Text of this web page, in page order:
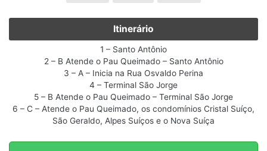
Itinerário
1 – Santo Antônio
2 – B Atende o Pau Queimado – Santo Antônio
3 – A – Inicia na Rua Osvaldo Perina
4 – Terminal São Jorge
5 – B Atende o Pau Queimado – Terminal São Jorge
6 – C – Atende o Pau Queimado, os condomínios Cristal Suíço,
São Geraldo, Alpes Suíços e o Nova Suíça